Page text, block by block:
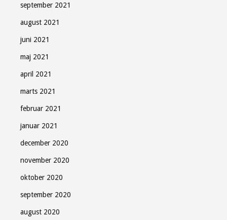
september 2021
august 2021
juni 2021
maj 2021
april 2021
marts 2021
februar 2021
januar 2021
december 2020
november 2020
oktober 2020
september 2020
august 2020